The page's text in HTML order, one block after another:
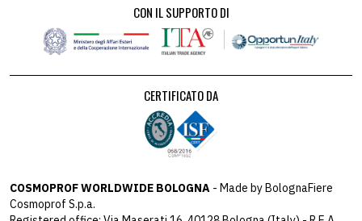
CON IL SUPPORTO DI
CERTIFICATO DA
COSMOPROF WORLDWIDE BOLOGNA - Made by BolognaFiere
Cosmoprof S.p.a.